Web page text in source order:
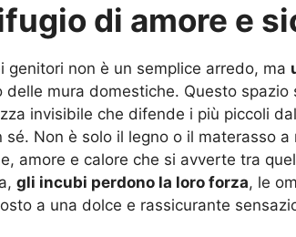
di amore e
genitori non è un semplice arredo, ma
delle mura domestiche. Questo
invisibile che difende i più piccoli
sé. Non è solo il legno o il materasso
amore e calore che si avverte tra
gli incubi perdono la loro forza, le
a una dolce e rassicurante